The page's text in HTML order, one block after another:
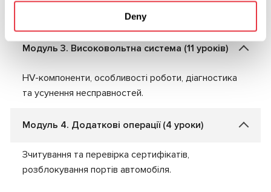
Deny
Модуль 3. Високовольтна система (11 уроків)
HV-компоненти, особливості роботи, діагностика
та усунення несправностей.
Модуль 4. Додаткові операції (4 уроки)
Зчитування та перевірка сертифікатів,
розблокування портів автомобіля.